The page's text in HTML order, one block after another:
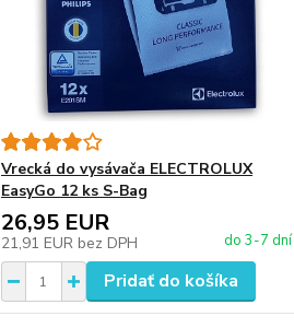
Vrecká do vysávača ELECTROLUX
EasyGo 12 ks S-Bag
26,95 EUR
21,91 EUR bez DPH do 3-7 dní
Pridať do košíka